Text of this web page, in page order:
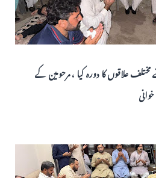
علاقوں کا دورہ کیا ، مرحومین کے